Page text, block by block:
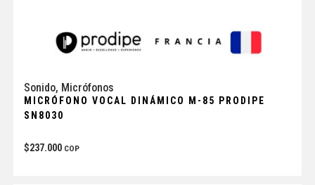
Sonido, Micrófonos
MICRÓFONO VOCAL DINÁMICO M-85 PRODIPE
SN8030
$237.000 COP